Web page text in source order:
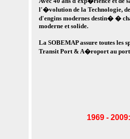
l'�volution de la Technologie,
d'engins modernes destin� �
moderne et solide.
La SOBEMAP assure toutes
Transit Port & A�roport au
1969 -